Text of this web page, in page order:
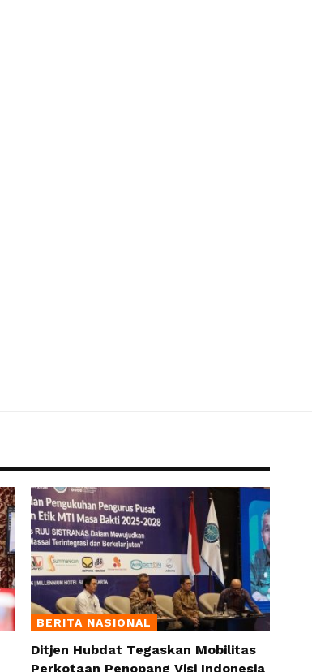
BERITA NASIONAL
Ditjen Hubdat Tegaskan Mobilitas
Perkotaan Penopang Visi Indonesia